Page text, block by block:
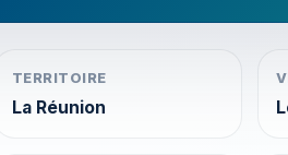
TERRITOIRE
La Réunion